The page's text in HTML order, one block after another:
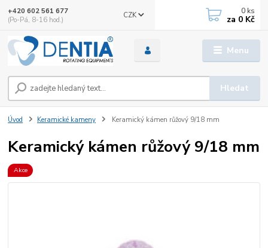
Menu
CZK
Hledat
+420 602 561 677
(Po-Pá, 8-16 hod.)
0 ks
za 0 Kč
Úvod Keramické kameny Keramický kámen růžový 9/18 mm
Keramický kámen růžový 9/18 mm
Akce